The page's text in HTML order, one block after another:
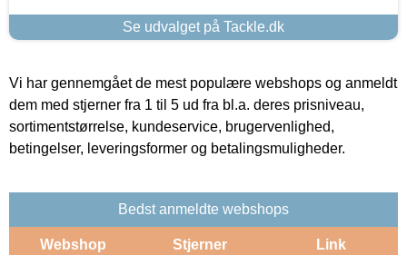
Se udvalget på Tackle.dk
Vi har gennemgået de mest populære webshops og anmeldt
dem med stjerner fra 1 til 5 ud fra bl.a. deres prisniveau,
sortimentstørrelse, kundeservice, brugervenlighed,
betingelser, leveringsformer og betalingsmuligheder.
Bedst anmeldte webshops
Webshop Stjerner Link